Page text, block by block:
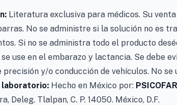
Literatura exclusiva para médicos. Su
No se administre si la solución no es
Si no se administra todo el producto
use en el embarazo y lactancia. Se debe
y/o conducción de vehículos. No se
laboratorio: Hecho en México por:
Deleg. Tlalpan, C. P. 14050. México, D.F.